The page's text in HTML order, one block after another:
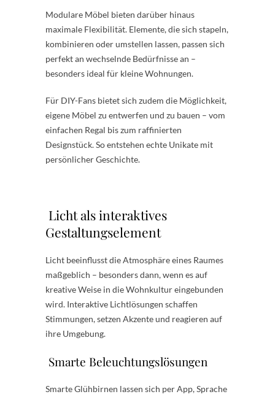
Modulare Möbel bieten darüber hinaus
maximale Flexibilität. Elemente, die sich stapeln,
kombinieren oder umstellen lassen, passen sich
perfekt an wechselnde Bedürfnisse an –
besonders ideal für kleine Wohnungen.
Für DIY-Fans bietet sich zudem die Möglichkeit,
eigene Möbel zu entwerfen und zu bauen – vom
einfachen Regal bis zum raffinierten
Designstück. So entstehen echte Unikate mit
persönlicher Geschichte.
Licht als interaktives
Gestaltungselement
Licht beeinflusst die Atmosphäre eines Raumes
maßgeblich – besonders dann, wenn es auf
kreative Weise in die Wohnkultur eingebunden
wird. Interaktive Lichtlösungen schaffen
Stimmungen, setzen Akzente und reagieren auf
ihre Umgebung.
Smarte Beleuchtungslösungen
Smarte Glühbirnen lassen sich per App, Sprache